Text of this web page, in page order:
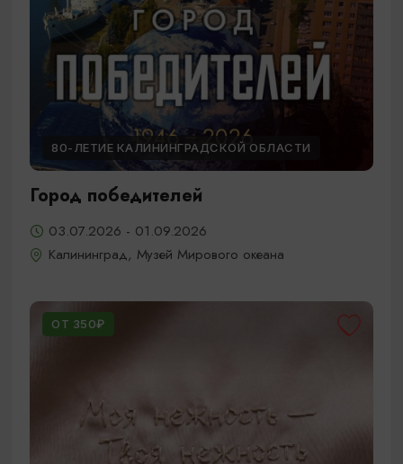
80-ЛЕТИЕ КАЛИНИНГРАДСКОЙ ОБЛАСТИ
Город победителей
03.07.2026 - 01.09.2026
Калининград, Музей Мирового океана
ОТ 350₽